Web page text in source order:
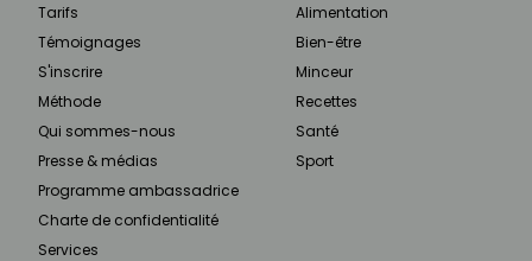
Tarifs
Témoignages
S'inscrire
Méthode
Qui sommes-nous
Presse & médias
Programme ambassadrice
Charte de confidentialité
Services
Alimentation
Bien-être
Minceur
Recettes
Santé
Sport